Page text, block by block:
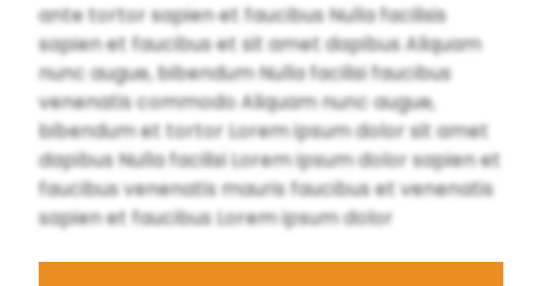
ante tortor sapien et faucibus Nulla facilisis
sapien et faucibus et sit amet dapibus Aliquam
nunc augue, bibendum Nulla facilisi faucibus
venenatis commodo Aliquam nunc augue,
bibendum et tortor Lorem ipsum dolor sit amet
dapibus Nulla facilisi Lorem ipsum dolor sapien et
faucibus venenatis mauris faucibus et venenatis
sapien et faucibus Lorem ipsum dolor